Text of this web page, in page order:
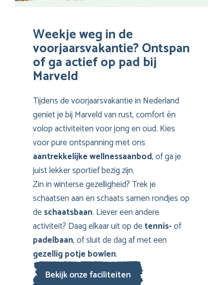
Weekje weg in de
voorjaarsvakantie? Ontspan
of ga actief op pad bij
Marveld
Tijdens de voorjaarsvakantie in Nederland
geniet je bij Marveld van rust, comfort én
volop activiteiten voor jong en oud. Kies
voor pure ontspanning met ons
aantrekkelijke wellnessaanbod, of ga je
juist lekker sportief bezig zijn.
Zin in winterse gezelligheid? Trek je
schaatsen aan en schaats samen rondjes op
deschaatsbaan. Liever een andere
activiteit? Daag elkaar uit op detennis-of
padelbaan, of sluit de dag af met een
gezellig potje bowlen.
Bekijk onze faciliteiten